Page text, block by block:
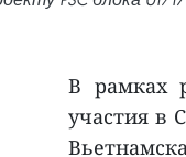
В рамках
участия в